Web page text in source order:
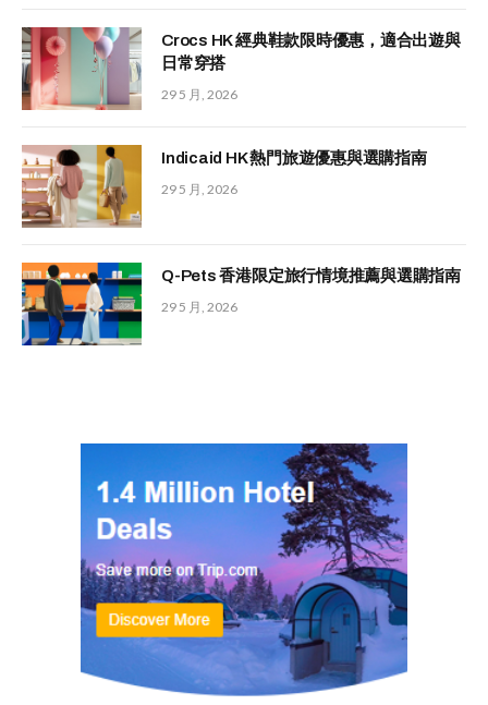
Crocs HK 經典鞋款限時優惠，適合出遊與
日常穿搭
29 5 月, 2026
Indicaid HK 熱門旅遊優惠與選購指南
29 5 月, 2026
Q-Pets 香港限定旅行情境推薦與選購指南
29 5 月, 2026